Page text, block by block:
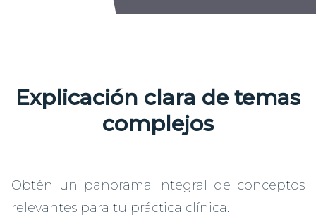
Explicación clara de temas
complejos
Obtén un panorama integral de conceptos
relevantes para tu práctica clínica.